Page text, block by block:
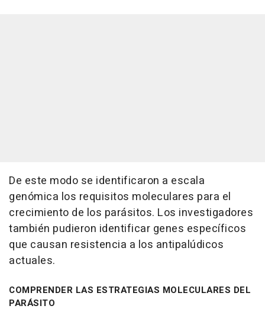
De este modo se identificaron a escala
genómica los requisitos moleculares para el
crecimiento de los parásitos. Los investigadores
también pudieron identificar genes específicos
que causan resistencia a los antipalúdicos
actuales.
COMPRENDER LAS ESTRATEGIAS MOLECULARES DEL
PARÁSITO